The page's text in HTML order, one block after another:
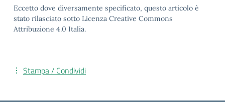
Eccetto dove diversamente specificato, questo articolo è
stato rilasciato sotto Licenza Creative Commons
Attribuzione 4.0 Italia.
Stampa / Condividi